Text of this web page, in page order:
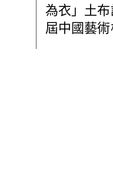
為衣」土
屆中國藝